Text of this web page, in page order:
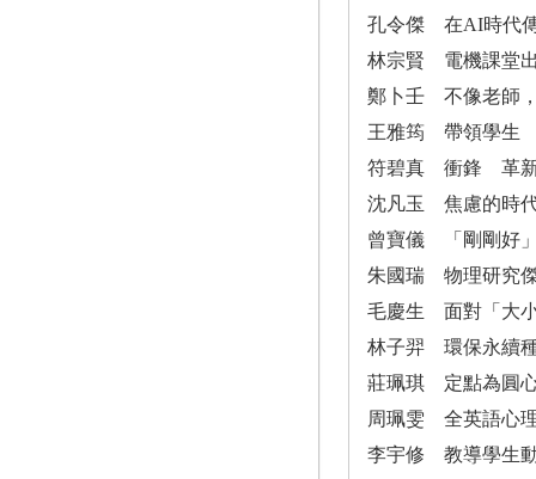
孔令傑 在AI時代
林宗賢 電機課堂
鄭卜壬 不像老師，
王雅筠 帶領學生
符碧真 衝鋒 革
沈凡玉 焦慮的時
曾寶儀 「剛剛好
朱國瑞 物理研究
毛慶生 面對「大
林子羿 環保永續
莊珮琪 定點為圓
周珮雯 全英語心
李宇修 教導學生